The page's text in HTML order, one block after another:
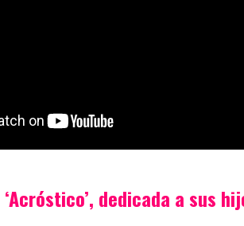
dedicada a sus